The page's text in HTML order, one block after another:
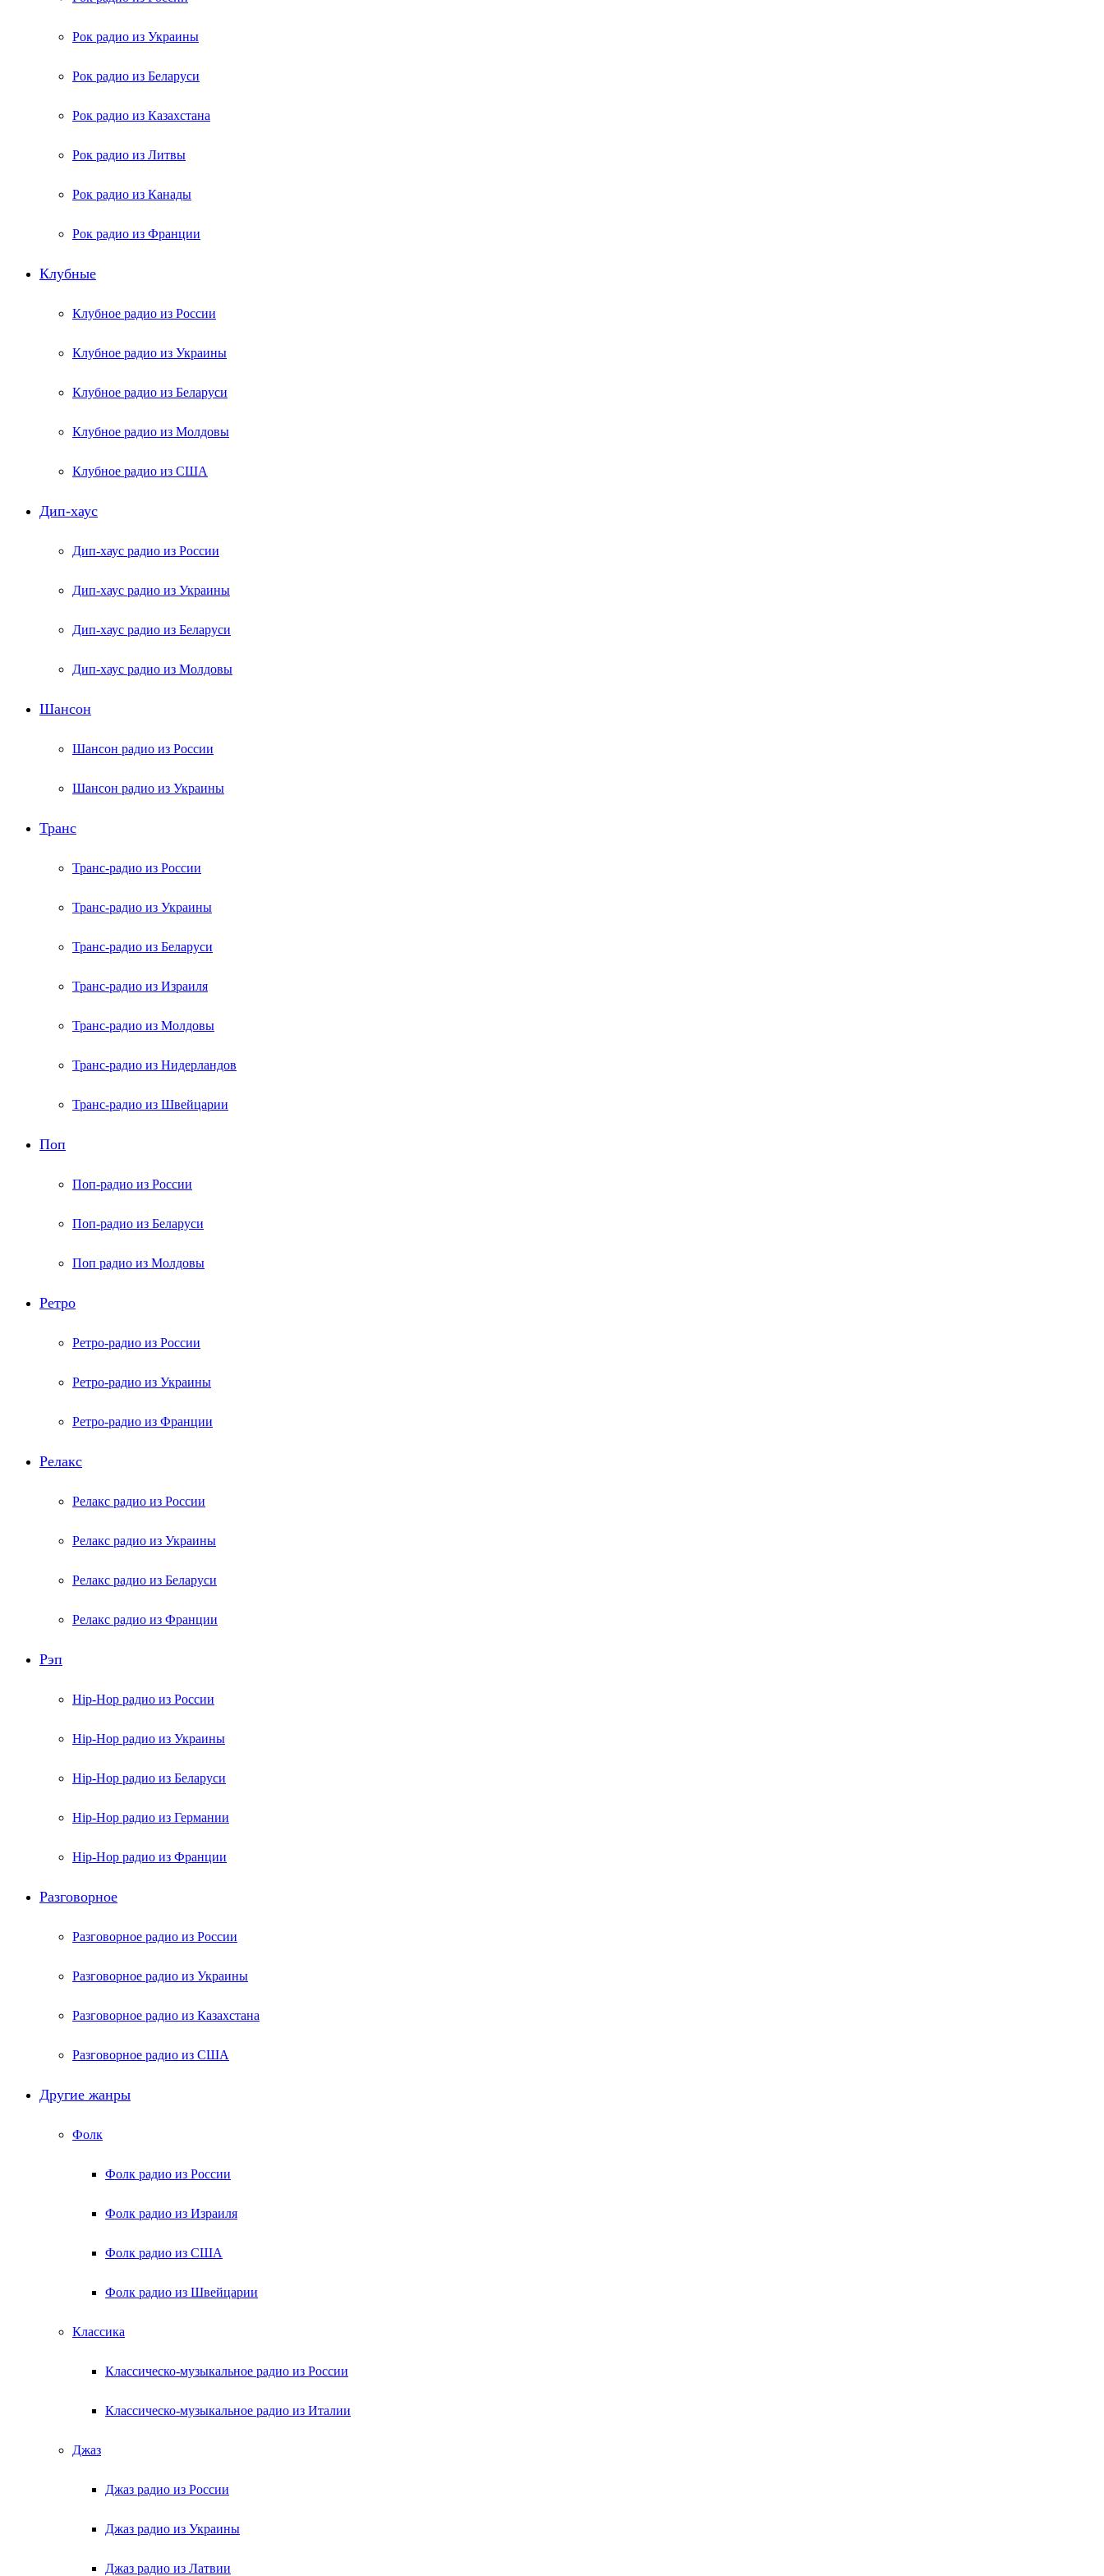
Рок радио из Украины
Рок радио из Беларуси
Рок радио из Казахстана
Рок радио из Литвы
Рок радио из Канады
Рок радио из Франции
Клубные
Клубное радио из России
Клубное радио из Украины
Клубное радио из Беларуси
Клубное радио из Молдовы
Клубное радио из США
Дип-хаус
Дип-хаус радио из России
Дип-хаус радио из Украины
Дип-хаус радио из Беларуси
Дип-хаус радио из Молдовы
Шансон
Шансон радио из России
Шансон радио из Украины
Транс
Транс-радио из России
Транс-радио из Украины
Транс-радио из Беларуси
Транс-радио из Израиля
Транс-радио из Молдовы
Транс-радио из Нидерландов
Транс-радио из Швейцарии
Поп
Поп-радио из России
Поп-радио из Беларуси
Поп радио из Молдовы
Ретро
Ретро-радио из России
Ретро-радио из Украины
Ретро-радио из Франции
Релакс
Релакс радио из России
Релакс радио из Украины
Релакс радио из Беларуси
Релакс радио из Франции
Рэп
Hip-Hop радио из России
Hip-Hop радио из Украины
Hip-Hop радио из Беларуси
Hip-Hop радио из Германии
Hip-Hop радио из Франции
Разговорное
Разговорное радио из России
Разговорное радио из Украины
Разговорное радио из Казахстана
Разговорное радио из США
Другие жанры
Фолк
Фолк радио из России
Фолк радио из Израиля
Фолк радио из США
Фолк радио из Швейцарии
Классика
Классическо-музыкальное радио из России
Классическо-музыкальное радио из Италии
Джаз
Джаз радио из России
Джаз радио из Украины
Джаз радио из Латвии